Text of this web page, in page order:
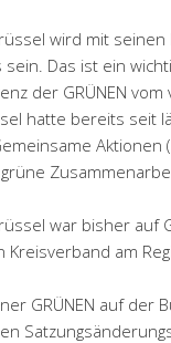
wird mit seinen
Das ist ein
der GRÜNEN
hatte bereits seit
war bisher auf
am
GRÜNEN auf der